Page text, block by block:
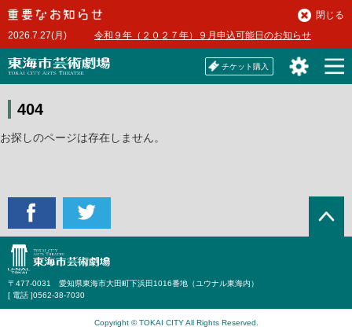
本
文
へ2026.7.27(月) 令和９年（２０２７年）９月申込可能日のお知らせ
閉じる
チケット購入
404
お探しのページは存在しません。
〒477-0031 愛知県東海市大田町下浜田1016番地（ユウナル東海内）
[ 電話 ]0562-38-7030
Copyright © TOKAI CITY All Rights Reserved.